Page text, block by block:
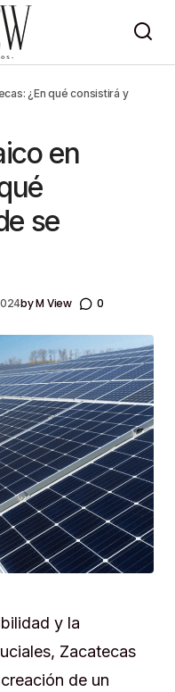
¿En qué consistirá y
en
se
byM View 0
y la
Zacatecas
de un